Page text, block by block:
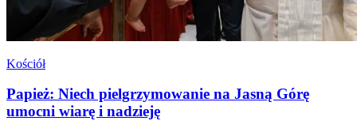
Kościół
Papież: Niech pielgrzymowanie na Jasną Górę
umocni wiarę i nadzieję